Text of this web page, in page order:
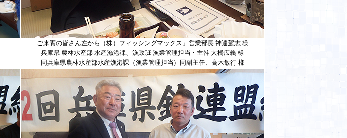
ご来賓の皆さん左から（株）フィッシングマックス」営業部長 神達駕志 様
兵庫県 農林水産部 水産漁港課、漁政班 漁業管理担当・主幹 大橋広義 様
同兵庫県農林水産部水産漁港課（漁業管理担当）
同副主任、高木敏行 様